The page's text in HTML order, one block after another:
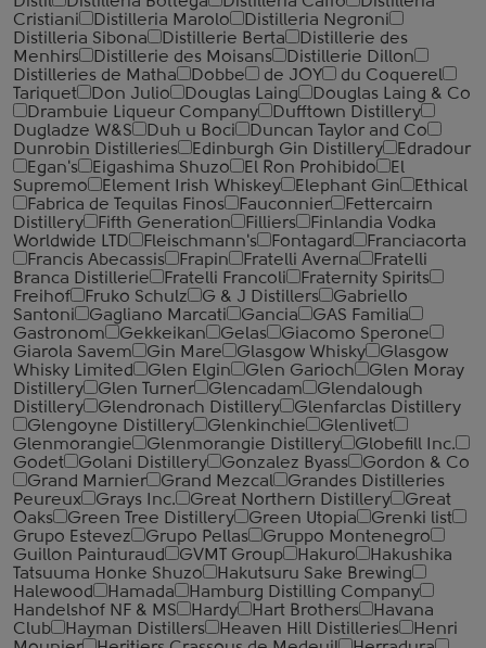
Cristiani
Distilleria Marolo
Distilleria Negroni
Distilleria Sibona
Distillerie Berta
Distillerie des
Menhirs
Distillerie des Moisans
Distillerie Dillon
Distilleries de Matha
Dobbe de JOY
du Coquerel
Tariquet
Don Julio Douglas Laing
Douglas Laing & Co
Drambuie Liqueur Company
Dufftown Distillery
Dugladze W&S
Duh u Boci
Duncan Taylor and Co
Dunrobin Distilleries
Edinburgh Gin Distillery
Edradour
Egan's
Eigashima Shuzo El Ron Prohibido
El
Supremo
Element Irish Whiskey Elephant Gin
Ethical
Fabrica de Tequilas Finos
Fauconnier
Fettercairn
Distillery
Fifth Generation Filliers
Finlandia Vodka
Worldwide LTD
Fleischmann's Fontagard
Franciacorta
Francis Abecassis
Frapin Fratelli Averna
Fratelli
Branca Distillerie
Fratelli ‎Francoli
Fraternity Spirits
Freihof
Fruko Schulz G & J Distillers
Gabriello
Santoni
Gagliano Marcati Gancia
GAS Familia
Gastronom
Gekkeikan Gelas
Giacomo Sperone
Giarola Savem
Gin Mare Glasgow Whisky
Glasgow
Whisky Limited
Glen Elgin Glen Garioch
Glen Moray
Distillery
Glen Turner Glencadam
Glendalough
Distillery
Glendronach Distillery
Glenfarclas Distillery
Glengoyne Distillery
Glenkinchie
Glenlivet
Glenmorangie
Glenmorangie Distillery
Globefill Inc.
Godet
Golani Distillery Gonzalez Byass
Gordon & Co
Grand Marnier
Grand Mezcal
Grandes Distilleries
Peureux
Grays Inc. Great Northern Distillery
Great
Oaks
Green Tree Distillery Green Utopia
Grenki list
Grupo Estevez
Grupo Pellas
Gruppo Montenegro
Guillon Painturaud
GVMT Group Hakuro
Hakushika
Tatsuuma Honke Shuzo
Hakutsuru Sake Brewing
Halewood
Hamada
Hamburg Distilling Company
Handelshof NF & MS
Hardy Hart Brothers
Havana
Club
Hayman Distillers Heaven Hill Distilleries
Henri